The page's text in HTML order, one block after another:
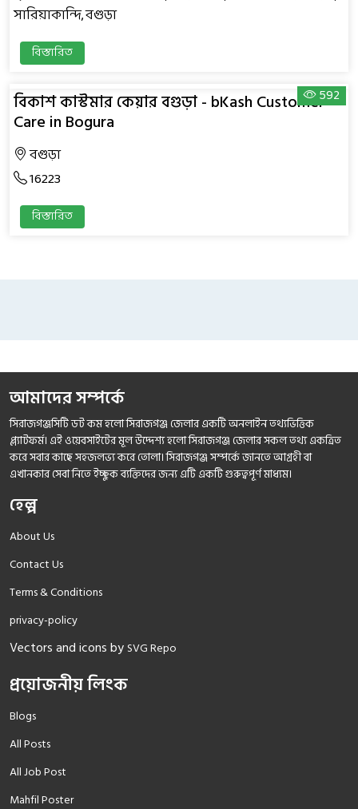
সারিয়াকান্দি, বগুড়া
বিস্তারিত
592
বিকাশ কাস্টমার কেয়ার বগুড়া - bKash Customer
Care in Bogura
বগুড়া
16223
বিস্তারিত
আমাদের সম্পর্কে
সিরাজগঞ্জসিটি ডট কম হলো সিরাজগঞ্জ জেলার একটি অনলাইন তথ্যভিত্তিক
প্ল্যাটফর্ম। এই ওয়েবসাইটের মূল উদ্দেশ্য হলো সিরাজগঞ্জ জেলার সকল তথ্য একত্রিত
করে সবার কাছে সহজলভ্য করে তোলা। সিরাজগঞ্জ সম্পর্কে জানতে আগ্রহী বা
এখানকার সেবা নিতে ইচ্ছুক ব্যক্তিদের জন্য এটি একটি গুরুত্বপূর্ণ মাধ্যম।
হেল্প
About Us
Contact Us
Terms & Conditions
privacy-policy
Vectors and icons by SVG Repo
প্রয়োজনীয় লিংক
Blogs
All Posts
All Job Post
Mahfil Poster